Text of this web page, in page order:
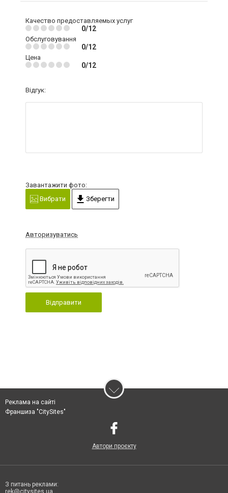
Качество предоставляемых услуг
0/12
Обслуговування
0/12
Цена
0/12
Відгук:
Завантажити фото:
Вибрати
Зберегти
Авторизуватись
Відправити
Реклама на сайті
Франшиза "CitySites"
Автори проєкту
З питань реклами:
rek@citysites.ua